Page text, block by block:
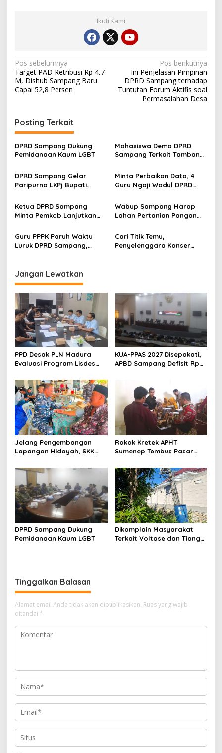
Ikuti Kami
Navigasi
pos
Pos sebelumnya
Target PAD Retribusi Rp 4,7
M, Dishub Sampang Baru
Capai 52,8 Persen
Pos berikutnya
Ini Penjelasan Pimpinan
DPRD Sampang terhadap
Tuntutan Forum Aktifis soal
Permasalahan Desa
Posting Terkait
DPRD Sampang Dukung
Pemidanaan Kaum LGBT
Mahasiswa Demo DPRD
Sampang Terkait Tambang
DPRD Sampang Gelar
Paripurna LKPj Bupati
Minta Perbaikan Data, 4
Guru Ngaji Wadul DPRD
Ketua DPRD Sampang
Minta Pemkab Lanjutkan
Masyarakat
Wabup Sampang Harap
Lahan Pertanian Pangan
Guru PPPK Paruh Waktu
Luruk DPRD Sampang,
Cari Titik Temu,
Penyelenggara Konser
Jangan Lewatkan
PPD Desak PLN Madura
Evaluasi Program Lisdes
KUA-PPAS 2027 Disepakati,
APBD Sampang Defisit Rp
Jelang Pengembangan
Lapangan Hidayah, SKK
Perkuat Sinergi dengan
Nelayan Sampang
Rokok Kretek APHT
Sumenep Tembus Pasar
DPRD Sampang Dukung
Pemidanaan Kaum LGBT
Dikomplain Masyarakat
Terkait Voltase dan Tiang
Tinggalkan Balasan
Alamat email Anda tidak akan dipublikasikan. Ruas yang wajib
ditandai *